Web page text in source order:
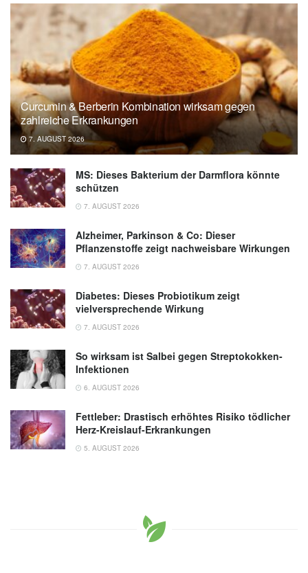
Curcumin & Berberin Kombination wirksam gegen
zahlreiche Erkrankungen
7. AUGUST 2026
MS: Dieses Bakterium der Darmflora könnte
schützen
7. AUGUST 2026
Alzheimer, Parkinson & Co: Dieser
Pflanzenstoffe zeigt nachweisbare Wirkungen
7. AUGUST 2026
Diabetes: Dieses Probiotikum zeigt
vielversprechende Wirkung
7. AUGUST 2026
So wirksam ist Salbei gegen Streptokokken-
Infektionen
6. AUGUST 2026
Fettleber: Drastisch erhöhtes Risiko tödlicher
Herz-Kreislauf-Erkrankungen
5. AUGUST 2026